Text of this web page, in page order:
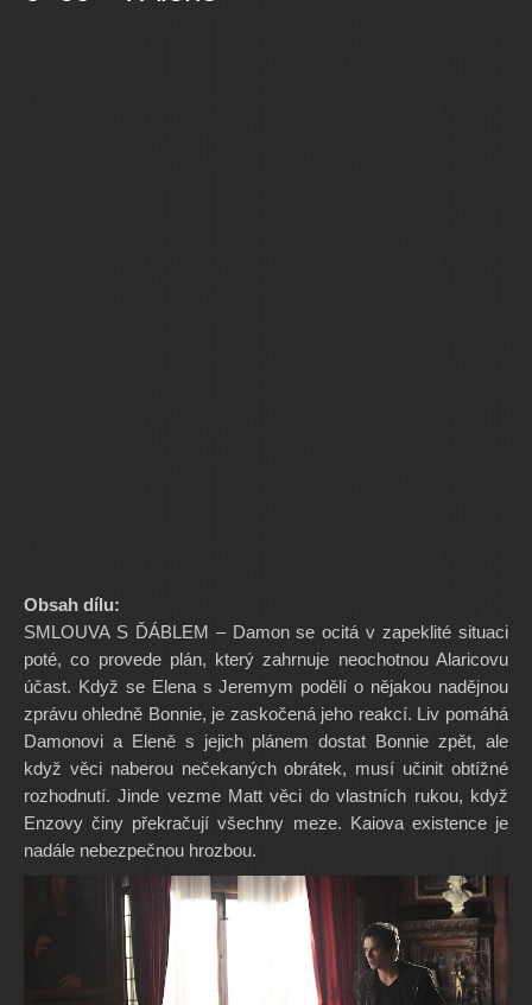
Obsah dílu:
SMLOUVA S ĎÁBLEM – Damon se ocitá v zapeklité situaci
poté, co provede plán, který zahrnuje neochotnou Alaricovu
účast. Když se Elena s Jeremym podělí o nějakou nadějnou
zprávu ohledně Bonnie, je zaskočená jeho reakcí. Liv pomáhá
Damonovi a Eleně s jejich plánem dostat Bonnie zpět, ale
když věci naberou nečekaných obrátek, musí učinit obtížné
rozhodnutí. Jinde vezme Matt věci do vlastních rukou, když
Enzovy činy překračují všechny meze. Kaiova existence je
nadále nebezpečnou hrozbou.